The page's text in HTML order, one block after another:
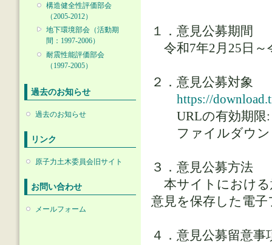
構造健全性評価部会
（2005-2012）
地下環境部会（活動期
間：1997-2006）
耐震性能評価部会
（1997-2005）
過去のお知らせ
過去のお知らせ
リンク
原子力土木委員会旧サイト
お問い合わせ
メールフォーム
１．意見公募期間
令和7年2月25日～
２．意見公募対象
https://
URLの有効期限:
ファイルダウン
３．意見公募方法
本サイトにおける
意見を保存した電
４．意見公募留意事